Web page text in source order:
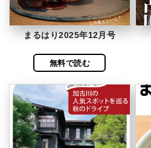
まるはり2025年12月号
無料で読む